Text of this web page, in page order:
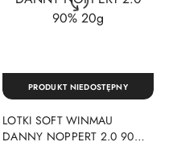
LOTKI SOFT WINMAU
DANNY NOPPERT 2.0 90%
PRODUKT NIEDOSTĘPNY